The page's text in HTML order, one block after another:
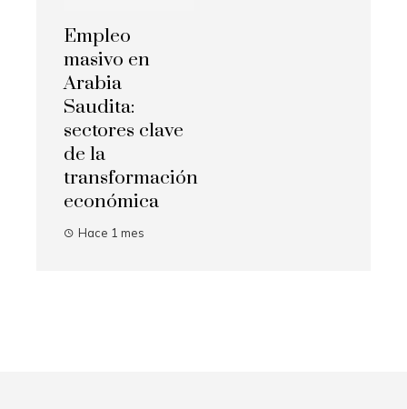
Empleo
masivo en
Arabia
Saudita:
sectores clave
de la
transformación
económica
Hace 1 mes